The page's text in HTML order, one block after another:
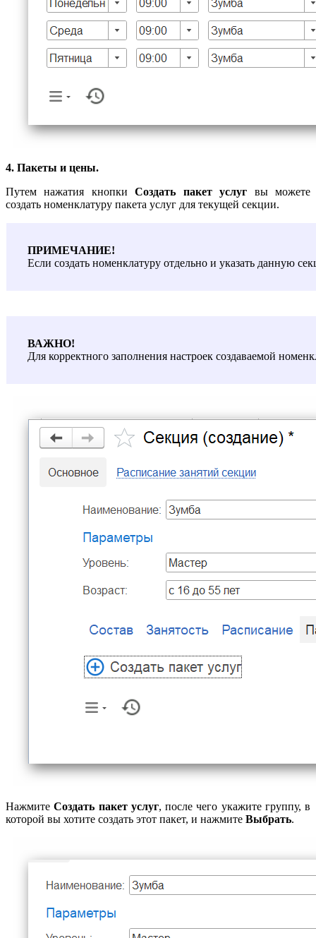
4. Пакеты и цены.
Путем нажатия кнопкиСоздать пакет услуг вы можете
создать номенклатуру пакета услуг для текущей секции.
ПРИМЕЧАНИЕ!
Если создать номенклатуру отдельно и указать данную
ВАЖНО!
Для корректного заполнения настроек создаваемой
НажмитеСоздать пакет услуг, после чего укажите группу, в
которой вы хотите создать этот пакет, и нажмите Выбрать.